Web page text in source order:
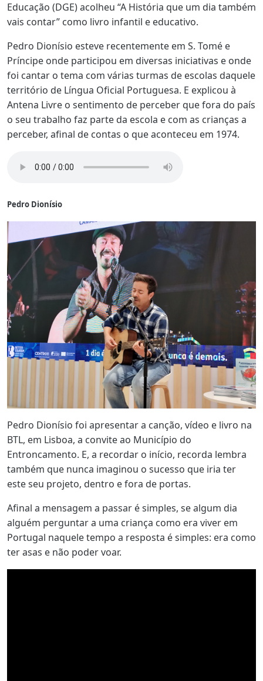
Educação (DGE) acolheu “A História que um dia também
vais contar” como livro infantil e educativo.
Pedro Dionísio esteve recentemente em S. Tomé e
Príncipe onde participou em diversas iniciativas e onde
foi cantar o tema com várias turmas de escolas daquele
território de Língua Oficial Portuguesa. E explicou à
Antena Livre o sentimento de perceber que fora do país
o seu trabalho faz parte da escola e com as crianças a
perceber, afinal de contas o que aconteceu em 1974.
Pedro Dionísio
Pedro Dionísio foi apresentar a canção, vídeo e livro na
BTL, em Lisboa, a convite ao Município do
Entroncamento. E, a recordar o início, recorda lembra
também que nunca imaginou o sucesso que iria ter
este seu projeto, dentro e fora de portas.
Afinal a mensagem a passar é simples, se algum dia
alguém perguntar a uma criança como era viver em
Portugal naquele tempo a resposta é simples: era como
ter asas e não poder voar.